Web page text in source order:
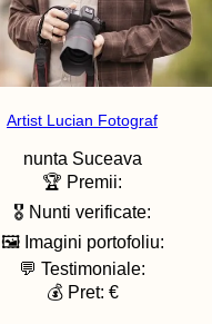
Artist Lucian Fotograf
nunta Suceava
🏆 Premii:
🎖️ Nunti verificate:
🖼️ Imagini portofoliu:
💬 Testimoniale:
💰 Pret: €